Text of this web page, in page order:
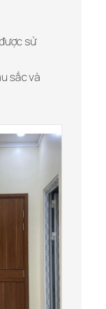
sử
sắc và